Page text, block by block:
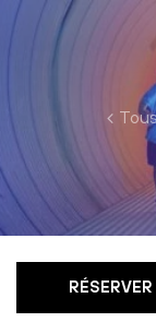
Aller au contenu
RÉSERVER